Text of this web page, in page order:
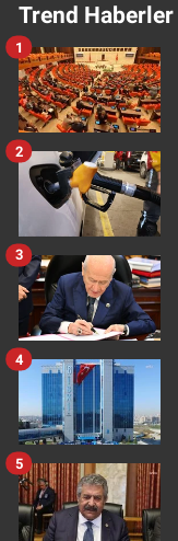
Trend Haberler
1
2
3
4
5